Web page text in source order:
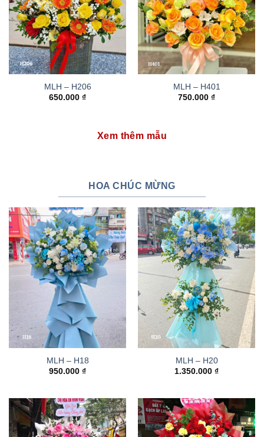
MLH – H206
650.000 ₫
MLH – H401
750.000 ₫
Xem thêm mẫu
HOA CHÚC MỪNG
MLH – H18
950.000 ₫
MLH – H20
1.350.000 ₫